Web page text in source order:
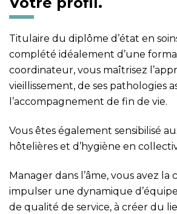
Titulaire du diplôme d’état en
complété idéalement d’une
coordinateur, vous maîtrisez
vieillissement, de ses pathologies
l’accompagnement de fin de vie.
Vous êtes également sensibilisé
hôtelières et d’hygiène en
Manager dans l’âme, vous avez la
impulser une dynamique
de qualité de service, à créer du